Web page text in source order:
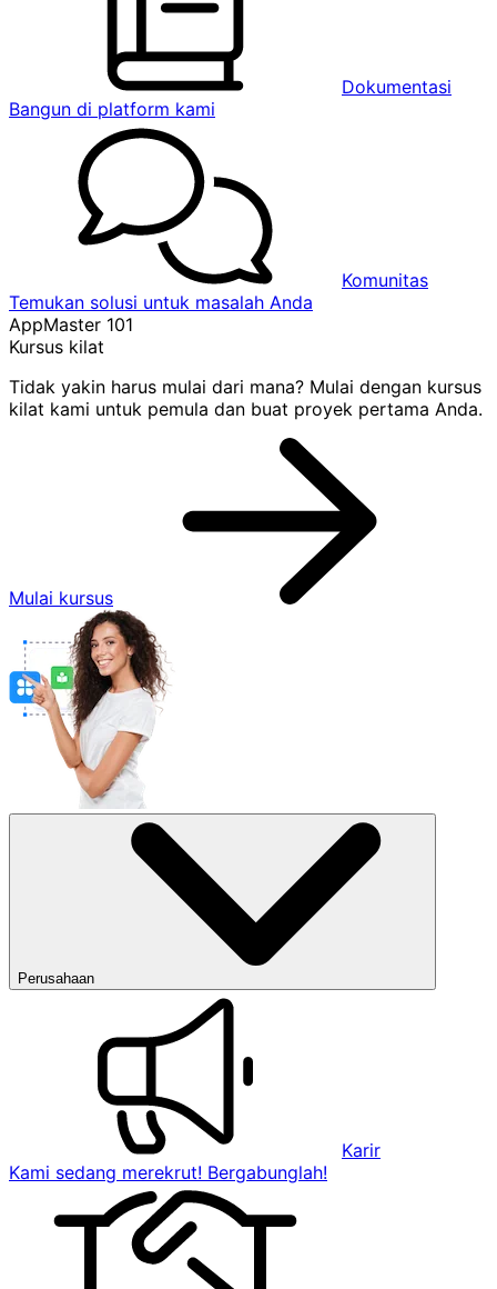
Dokumentasi
Bangun di platform kami
Komunitas
Temukan solusi untuk masalah Anda
AppMaster 101
Kursus kilat
Tidak yakin harus mulai dari mana? Mulai dengan kursus
kilat kami untuk pemula dan buat proyek pertama Anda.
Mulai kursus
Perusahaan
Karir
Kami sedang merekrut! Bergabunglah!